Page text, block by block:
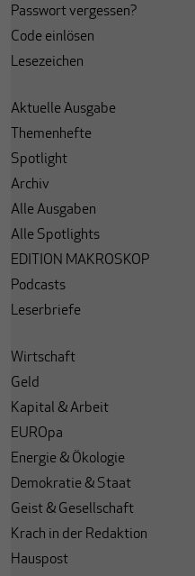
Passwort vergessen?
Code einlösen
Lesezeichen
Aktuelle Ausgabe
Themenhefte
Spotlight
Archiv
Alle Ausgaben
Alle Spotlights
EDITION MAKROSKOP
Podcasts
Leserbriefe
Wirtschaft
Geld
Kapital & Arbeit
EUROpa
Energie & Ökologie
Demokratie & Staat
Geist & Gesellschaft
Krach in der Redaktion
Hauspost